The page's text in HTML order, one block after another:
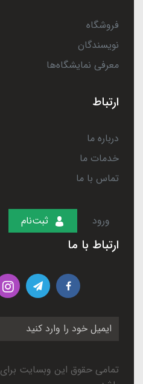
فروشگاه
نویسندگان
معرفی نمایشگاه‌ها
ارتباط
درباره ما
خدمات ما
تماس با ما
ورود ثبت‌نام
ارتباط با ما
تمامی حقوق این وبسایت برای